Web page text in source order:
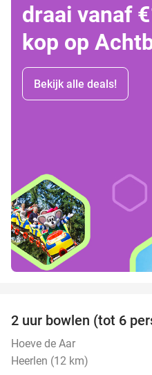
draai vanaf
kop op
Bekijk alle deals!
2 uur bowlen (tot 6
Hoeve de Aar
Heerlen (12 km)